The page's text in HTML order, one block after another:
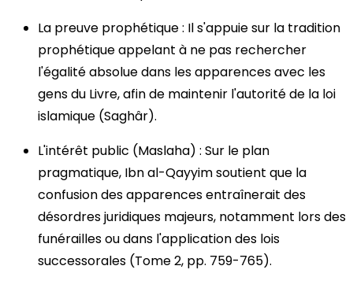
La preuve prophétique : Il s'appuie sur la tradition
prophétique appelant à ne pas rechercher
l'égalité absolue dans les apparences avec les
gens du Livre, afin de maintenir l'autorité de la loi
islamique (Saghâr).
L'intérêt public (Maslaha) : Sur le plan
pragmatique, Ibn al-Qayyim soutient que la
confusion des apparences entraînerait des
désordres juridiques majeurs, notamment lors des
funérailles ou dans l'application des lois
successorales (Tome 2, pp. 759-765).